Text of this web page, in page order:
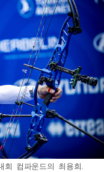
회 컴파운드의 최용희.